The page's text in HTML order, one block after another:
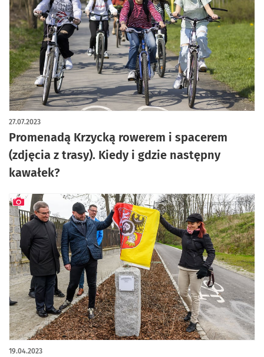
Promenadą Krzycką rowerem i spacerem
(zdjęcia z trasy). Kiedy i gdzie następny
kawałek?
27.07.2023
artykuł z galerią zdjęć
19.04.2023
artykuł z galerią zdjęć